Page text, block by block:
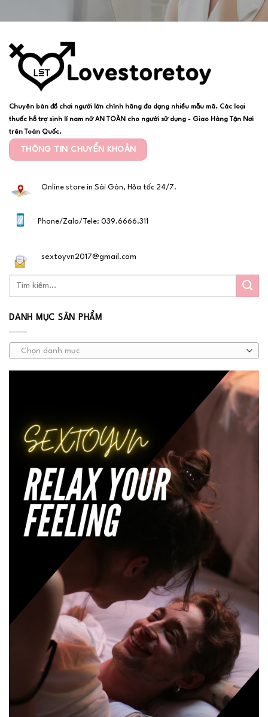
Chuyên bán đồ chơi người lớn chính hãng đa dạng nhiều mẫu mã. Các loại
thuốc hỗ trợ sinh lí nam nữ AN TOÀN cho người sử dụng - Giao Hàng Tận Nơi
trên Toàn Quốc.
THÔNG TIN CHUYỂN KHOẢN
Online store in Sài Gòn, Hỏa tốc 24/7.
Phone/Zalo/Tele: 039.6666.311
sextoyvn2017@gmail.com
DANH MỤC SẢN PHẨM
Chọn danh mục